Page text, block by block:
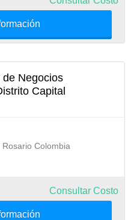
de Negocios
Capital
Colombia
Consultar Costo